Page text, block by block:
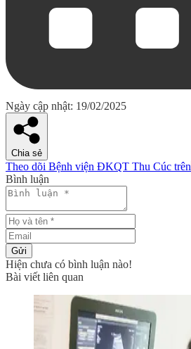
Ngày cập nhật: 19/02/2025
Chia sẻ
Theo dõi Bệnh viện ĐKQT Thu Cúc trên
Bình luận
Gửi
Hiện chưa có bình luận nào!
Bài viết liên quan